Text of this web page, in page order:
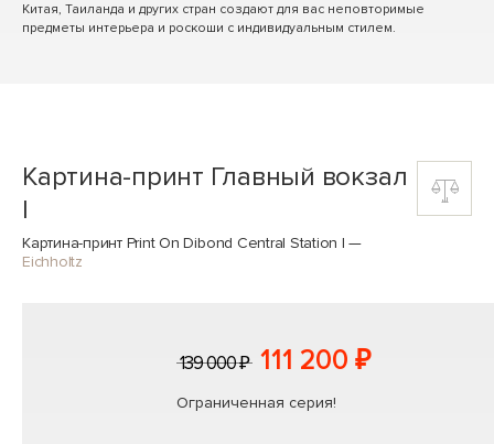
Китая, Таиланда и других стран создают для вас неповторимые
предметы интерьера и роскоши с индивидуальным стилем.
Картина-принт Главный вокзал
I
Картина-принт Print On Dibond Central Station I —
Eichholtz
139 000 ₽ 111 200 ₽
Ограниченная серия!